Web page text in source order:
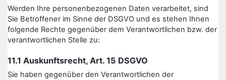
Werden Ihre personenbezogenen Daten verarbeitet, sind
Sie Betroffener im Sinne der DSGVO und es stehen Ihnen
folgende Rechte gegenüber dem Verantwortlichen bzw. der
verantwortlichen Stelle zu:
11.1 Auskunftsrecht, Art. 15 DSGVO
Sie haben gegenüber den Verantwortlichen der